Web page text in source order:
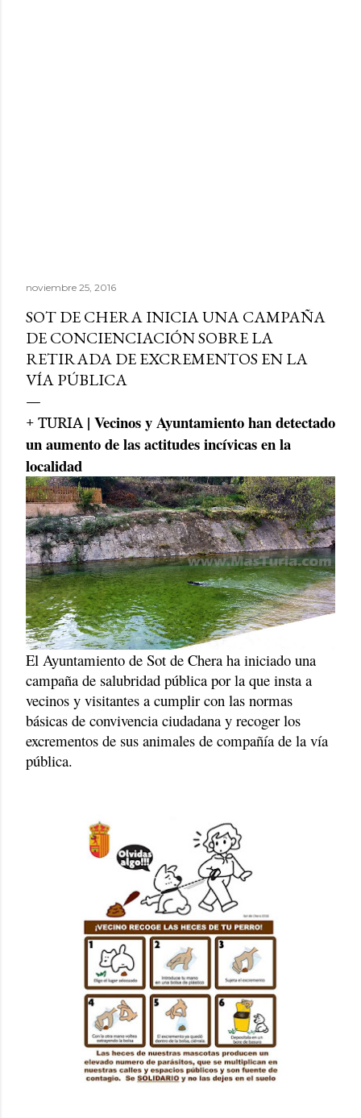
noviembre 25, 2016
SOT DE CHERA INICIA UNA CAMPAÑA
DE CONCIENCIACIÓN SOBRE LA
RETIRADA DE EXCREMENTOS EN LA
VÍA PÚBLICA
+ TURIA| Vecinos y Ayuntamiento han detectado
un aumento de las actitudes incívicas en la
localidad
El Ayuntamiento de Sot de Chera ha iniciado una
campaña de salubridad pública por la que insta a
vecinos y visitantes a cumplir con las normas
básicas de convivencia ciudadana y recoger los
excrementos de sus animales de compañía de la vía
pública.